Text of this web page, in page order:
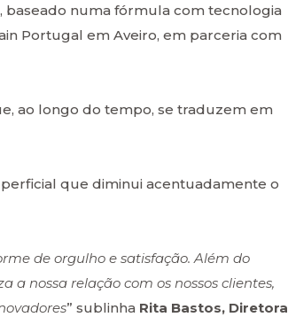
baseado numa fórmula com tecnologia
Portugal em Aveiro, em parceria com
ao longo do tempo, se traduzem em
que diminui acentuadamente o
de orgulho e satisfação. Além do
nossa relação com os nossos clientes,
” sublinha Rita Bastos, Diretora